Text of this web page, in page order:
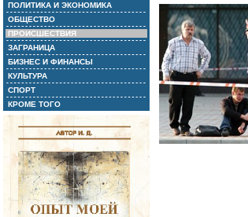
ПОЛИТИКА И ЭКОНОМИКА
ОБЩЕСТВО
ПРОИСШЕСТВИЯ
ЗАГРАНИЦА
БИЗНЕС И ФИНАНСЫ
КУЛЬТУРА
СПОРТ
КРОМЕ ТОГО